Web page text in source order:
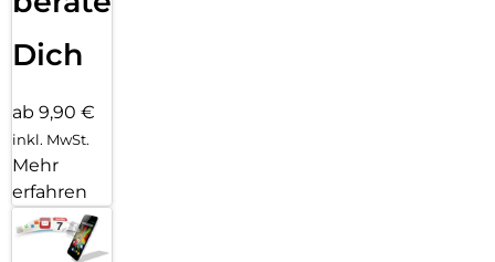
Dich
ab 9,90 €
inkl. MwSt.
Mehr
erfahren